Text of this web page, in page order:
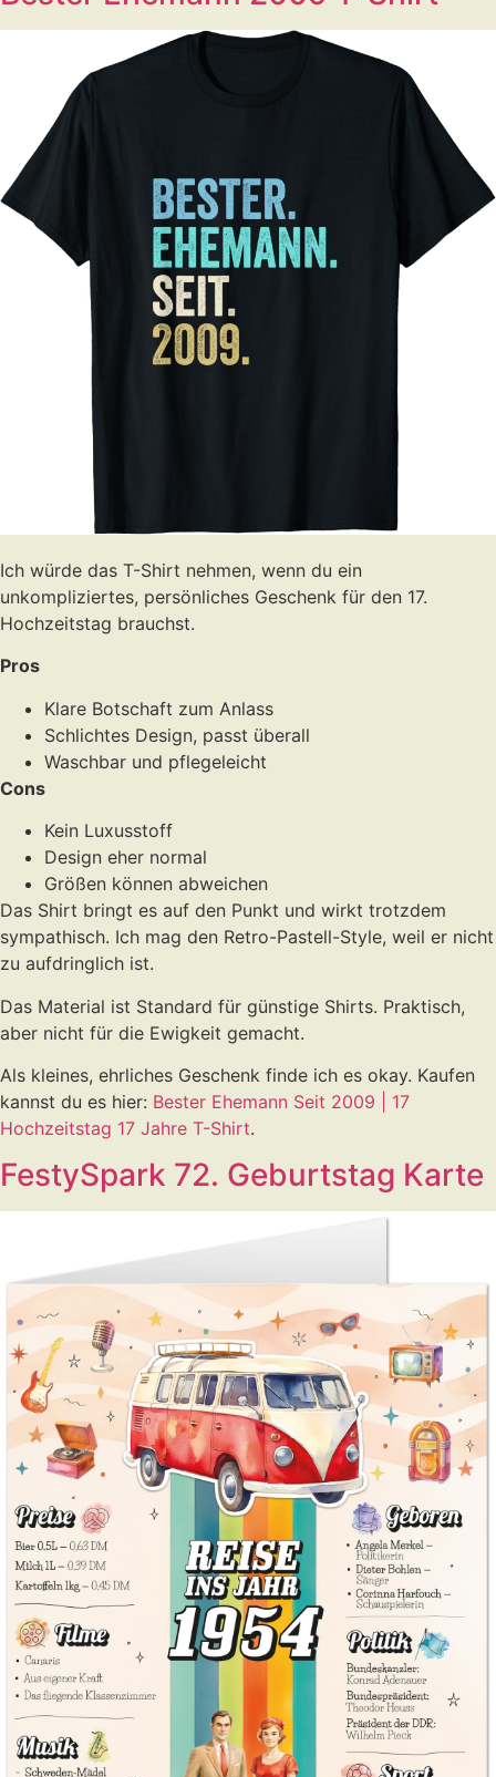
Ich würde das T-Shirt nehmen, wenn du ein
unkompliziertes, persönliches Geschenk für den 17.
Hochzeitstag brauchst.
Pros
Klare Botschaft zum Anlass
Schlichtes Design, passt überall
Waschbar und pflegeleicht
Cons
Kein Luxusstoff
Design eher normal
Größen können abweichen
Das Shirt bringt es auf den Punkt und wirkt trotzdem
sympathisch. Ich mag den Retro-Pastell-Style, weil er nicht
zu aufdringlich ist.
Das Material ist Standard für günstige Shirts. Praktisch,
aber nicht für die Ewigkeit gemacht.
Als kleines, ehrliches Geschenk finde ich es okay. Kaufen
kannst du es hier: Bester Ehemann Seit 2009 | 17
Hochzeitstag 17 Jahre T-Shirt.
FestySpark 72. Geburtstag Karte